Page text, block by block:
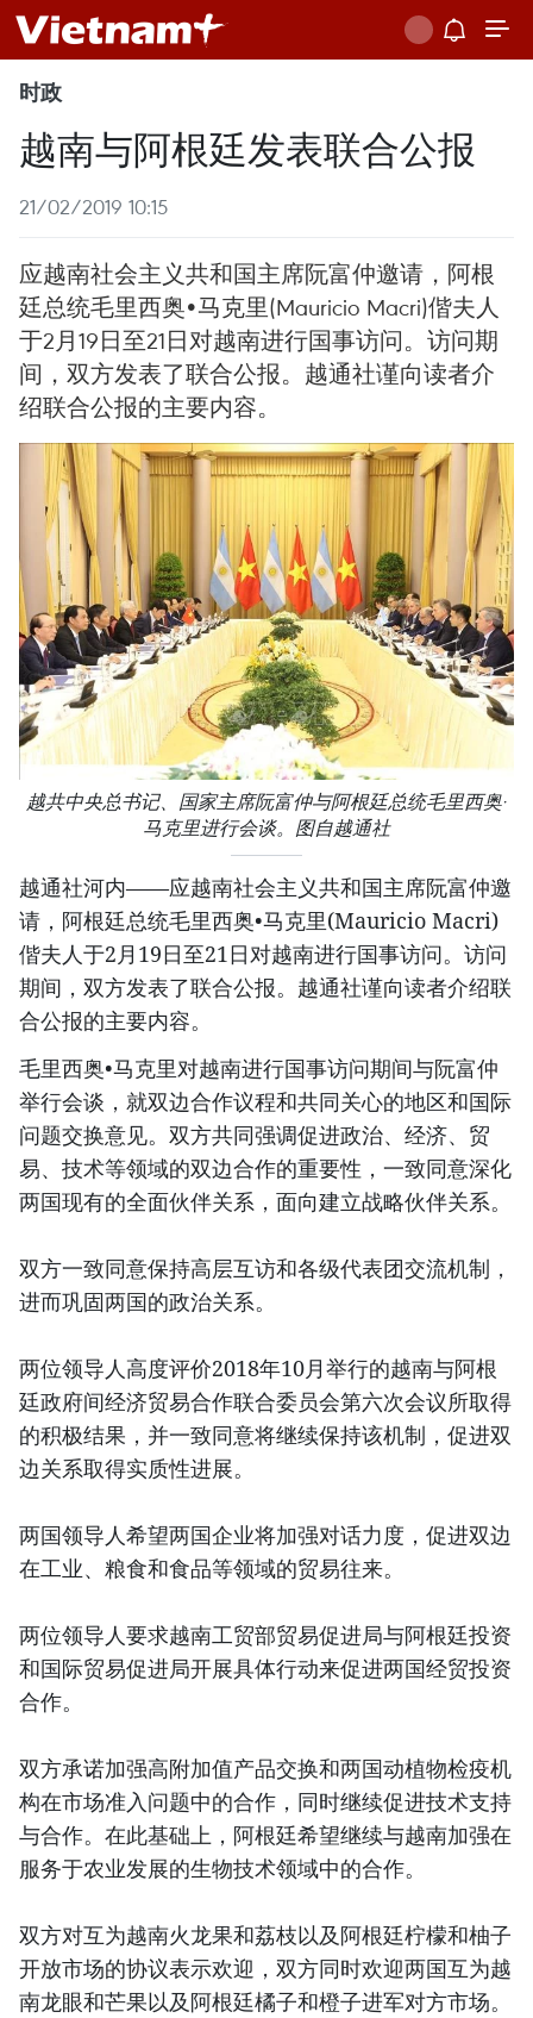
时政
越南与阿根廷发表联合公报
21/02/2019 10:15
应越南社会主义共和国主席阮富仲邀请，阿根
廷总统毛里西奥•马克里(Mauricio Macri)偕夫人
于2月19日至21日对越南进行国事访问。访问期
间，双方发表了联合公报。越通社谨向读者介
绍联合公报的主要内容。
越共中央总书记、国家主席阮富仲与阿根廷总统毛里西奥·
马克里进行会谈。图自越通社
越通社河内——应越南社会主义共和国主席阮富仲邀
请，阿根廷总统毛里西奥•马克里(Mauricio Macri)
偕夫人于2月19日至21日对越南进行国事访问。访问
期间，双方发表了联合公报。越通社谨向读者介绍联
合公报的主要内容。
毛里西奥•马克里对越南进行国事访问期间与阮富仲
举行会谈，就双边合作议程和共同关心的地区和国际
问题交换意见。双方共同强调促进政治、经济、贸
易、技术等领域的双边合作的重要性，一致同意深化
两国现有的全面伙伴关系，面向建立战略伙伴关系。
双方一致同意保持高层互访和各级代表团交流机制，
进而巩固两国的政治关系。
两位领导人高度评价2018年10月举行的越南与阿根
廷政府间经济贸易合作联合委员会第六次会议所取得
的积极结果，并一致同意将继续保持该机制，促进双
边关系取得实质性进展。
两国领导人希望两国企业将加强对话力度，促进双边
在工业、粮食和食品等领域的贸易往来。
两位领导人要求越南工贸部贸易促进局与阿根廷投资
和国际贸易促进局开展具体行动来促进两国经贸投资
合作。
双方承诺加强高附加值产品交换和两国动植物检疫机
构在市场准入问题中的合作，同时继续促进技术支持
与合作。在此基础上，阿根廷希望继续与越南加强在
服务于农业发展的生物技术领域中的合作。
双方对互为越南火龙果和荔枝以及阿根廷柠檬和柚子
开放市场的协议表示欢迎，双方同时欢迎两国互为越
南龙眼和芒果以及阿根廷橘子和橙子进军对方市场。